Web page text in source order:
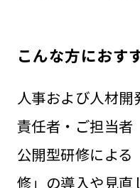
こんな方におす
人事および人材
責任者・ご担当者
公開型研修による
修」の導入や見直